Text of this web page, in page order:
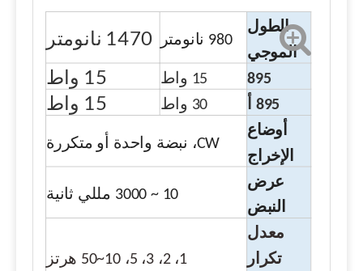
الطول
الموجي
980 نانومتر 1470 نانومتر
895 15 واط 15 واط
895 أ 30 واط 15 واط
أوضاع
الإخراج
CW، نبضة واحدة أو متكررة
عرض
النبض
10 ~ 3000 مللي ثانية
معدل
تكرار
1، 2، 3، 5، 10~50 هرتز